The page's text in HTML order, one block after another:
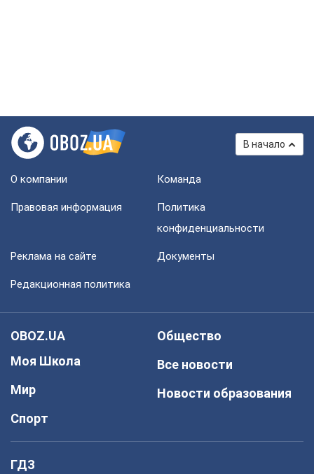
В начало
О компании Команда
Правовая информация
Политика
конфиденциальности
Реклама на сайте Документы
Редакционная политика
OBOZ.UA
Моя Школа
Мир
Спорт
Общество
Все новости
Новости образования
ГДЗ